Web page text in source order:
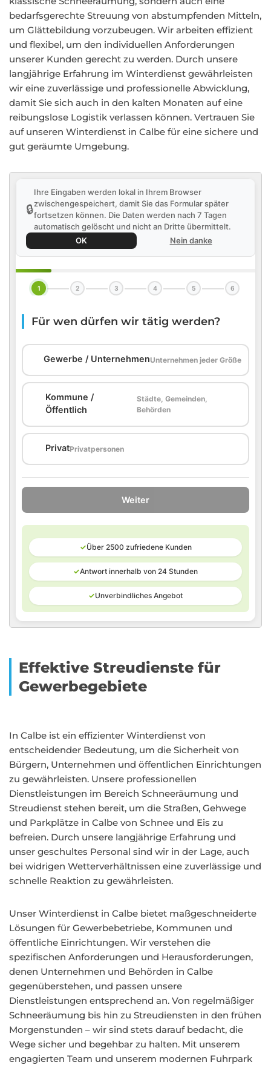
bedarfsgerechte Streuung von abstumpfenden Mitteln,
um Glättebildung vorzubeugen. Wir arbeiten effizient
und flexibel, um den individuellen Anforderungen
unserer Kunden gerecht zu werden. Durch unsere
langjährige Erfahrung im Winterdienst gewährleisten
wir eine zuverlässige und professionelle Abwicklung,
damit Sie sich auch in den kalten Monaten auf eine
reibungslose Logistik verlassen können. Vertrauen Sie
auf unseren Winterdienst in Calbe für eine sichere und
gut geräumte Umgebung.
🔒
Ihre Eingaben werden lokal in Ihrem Browser
zwischengespeichert, damit Sie das Formular später
fortsetzen können. Die Daten werden nach 7 Tagen
automatisch gelöscht und nicht an Dritte übermittelt.
OK
Nein danke
1 2 3 4 5 6
Für wen dürfen wir tätig werden?
Gewerbe / UnternehmenUnternehmen jeder Größe
Kommune /
Öffentlich
Städte, Gemeinden,
Behörden
PrivatPrivatpersonen
Weiter
✓Über 2500 zufriedene Kunden
✓Antwort innerhalb von 24 Stunden
✓Unverbindliches Angebot
Effektive Streudienste für
Gewerbegebiete
In Calbe ist ein effizienter Winterdienst von
entscheidender Bedeutung, um die Sicherheit von
Bürgern, Unternehmen und öffentlichen Einrichtungen
zu gewährleisten. Unsere professionellen
Dienstleistungen im Bereich Schneeräumung und
Streudienst stehen bereit, um die Straßen, Gehwege
und Parkplätze in Calbe von Schnee und Eis zu
befreien. Durch unsere langjährige Erfahrung und
unser geschultes Personal sind wir in der Lage, auch
bei widrigen Wetterverhältnissen eine zuverlässige und
schnelle Reaktion zu gewährleisten.
Unser Winterdienst in Calbe bietet maßgeschneiderte
Lösungen für Gewerbebetriebe, Kommunen und
öffentliche Einrichtungen. Wir verstehen die
spezifischen Anforderungen und Herausforderungen,
denen Unternehmen und Behörden in Calbe
gegenüberstehen, und passen unsere
Dienstleistungen entsprechend an. Von regelmäßiger
Schneeräumung bis hin zu Streudiensten in den frühen
Morgenstunden – wir sind stets darauf bedacht, die
Wege sicher und begehbar zu halten. Mit unserem
engagierten Team und unserem modernen Fuhrpark